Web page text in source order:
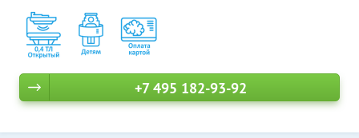
+7 495 182-93-92